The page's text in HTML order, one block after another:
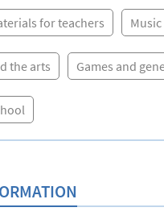
for teachers Music
the arts Games and